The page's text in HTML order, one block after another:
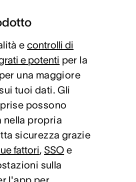
econtrolli di
e potenti per la
una maggiore
tuoi dati. Gli
possono
nella propria
sicurezza grazie
fattori, SSO e
sulla